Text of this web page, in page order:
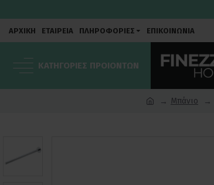
ΑΡΧΙΚΗ ΕΤΑΙΡΕΙΑ ΠΛΗΡΟΦΟΡΙΕΣ ΕΠΙΚΟΙΝΩΝΙΑ
ΚΑΤΗΓΟΡΙΕΣ ΠΡΟΙΟΝΤΩΝ
Μπάνιο